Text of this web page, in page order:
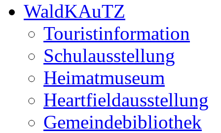
WaldKAuTZ
Touristinformation
Schulausstellung
Heimatmuseum
Heartfieldausstellung
Gemeindebibliothek